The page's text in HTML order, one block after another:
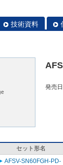
技術資料
発売
セット形名
AFSV-SN60FGH-PD-